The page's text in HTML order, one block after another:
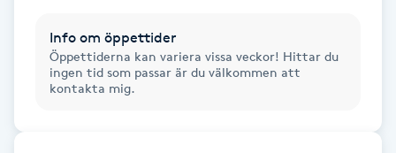
Fransar
Info om öppettider
Öppettiderna kan variera vissa veckor! Hittar du
ingen tid som passar är du välkommen att
kontakta mig.